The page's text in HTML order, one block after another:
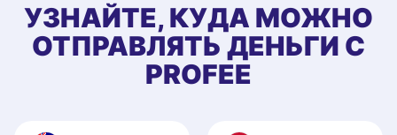
УЗНАЙТЕ, КУДА МОЖНО
ОТПРАВЛЯТЬ ДЕНЬГИ С
PROFEE